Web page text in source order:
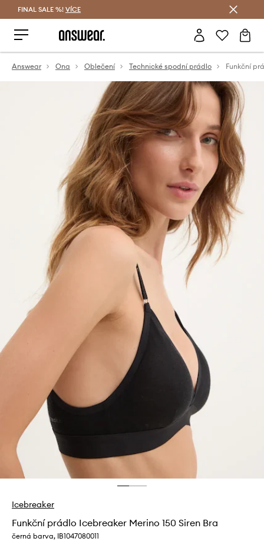
FINAL SALE %! VÍCE
Answear Ona Oblečení Technické spodní prádlo
Icebreaker
Funkční prádlo Icebreaker Merino 150 Siren Bra
černá barva, IB1047080011